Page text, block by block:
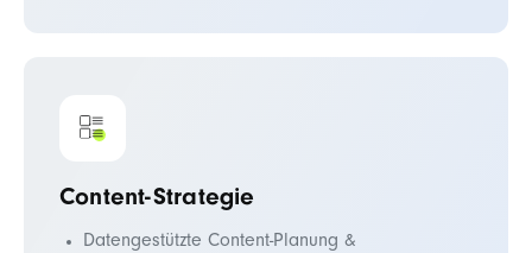
Content-Strategie
Datengestützte Content-Planung &